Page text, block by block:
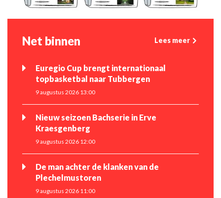
Net binnen Lees meer
Euregio Cup brengt internationaal
topbasketbal naar Tubbergen
9 augustus 2026 13:00
Nieuw seizoen Bachserie in Erve
Kraesgenberg
9 augustus 2026 12:00
De man achter de klanken van de
Plechelmustoren
9 augustus 2026 11:00